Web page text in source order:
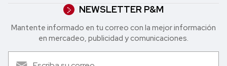
NEWSLETTER P&M
Mantente informado en tu correo con la mejor in formación
en mercadeo, publicidad y comunicaciones.